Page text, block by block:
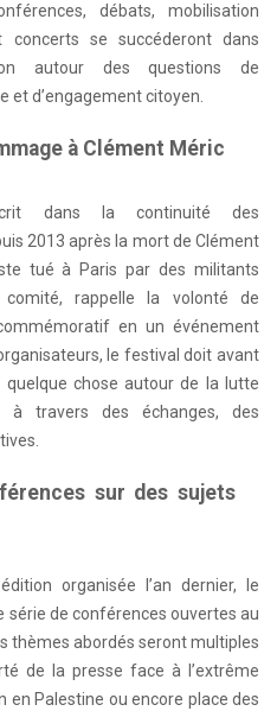
débats, mobilisation
se succéderont dans
autour des questions de
et d’engagement citoyen.
à Clément Méric
dans la continuité des
2013 après la mort de Clément
tué à Paris par des militants
comité, rappelle la volonté de
en un événement
le festival doit avant
chose autour de la lutte
à travers des échanges, des
sur des sujets
organisée l’an dernier, le
série de conférences ouvertes au
thèmes abordés seront multiples
de la presse face à l’extrême
en Palestine ou encore place des